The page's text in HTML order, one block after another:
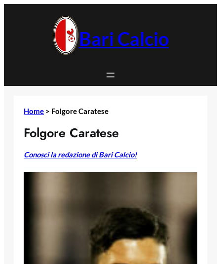
Bari Calcio
Home > Folgore Caratese
Folgore Caratese
Conosci la redazione di Bari Calcio!